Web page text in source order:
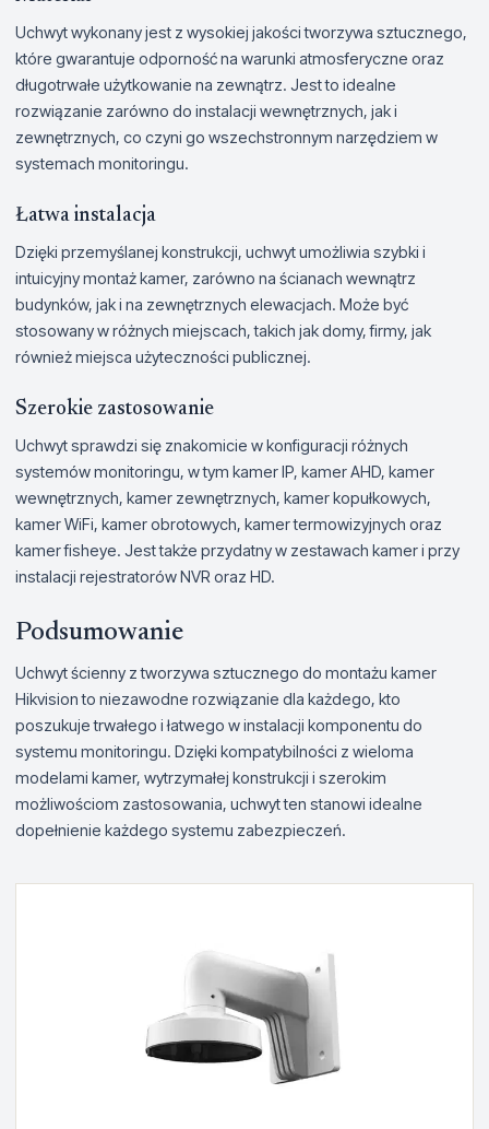
Uchwyt wykonany jest z wysokiej jakości tworzywa sztucznego,
które gwarantuje odporność na warunki atmosferyczne oraz
długotrwałe użytkowanie na zewnątrz. Jest to idealne
rozwiązanie zarówno do instalacji wewnętrznych, jak i
zewnętrznych, co czyni go wszechstronnym narzędziem w
systemach monitoringu.
Łatwa instalacja
Dzięki przemyślanej konstrukcji, uchwyt umożliwia szybki i
intuicyjny montaż kamer, zarówno na ścianach wewnątrz
budynków, jak i na zewnętrznych elewacjach. Może być
stosowany w różnych miejscach, takich jak domy, firmy, jak
również miejsca użyteczności publicznej.
Szerokie zastosowanie
Uchwyt sprawdzi się znakomicie w konfiguracji różnych
systemów monitoringu, w tym kamer IP, kamer AHD, kamer
wewnętrznych, kamer zewnętrznych, kamer kopułkowych,
kamer WiFi, kamer obrotowych, kamer termowizyjnych oraz
kamer fisheye. Jest także przydatny w zestawach kamer i przy
instalacji rejestratorów NVR oraz HD.
Podsumowanie
Uchwyt ścienny z tworzywa sztucznego do montażu kamer
Hikvision to niezawodne rozwiązanie dla każdego, kto
poszukuje trwałego i łatwego w instalacji komponentu do
systemu monitoringu. Dzięki kompatybilności z wieloma
modelami kamer, wytrzymałej konstrukcji i szerokim
możliwościom zastosowania, uchwyt ten stanowi idealne
dopełnienie każdego systemu zabezpieczeń.